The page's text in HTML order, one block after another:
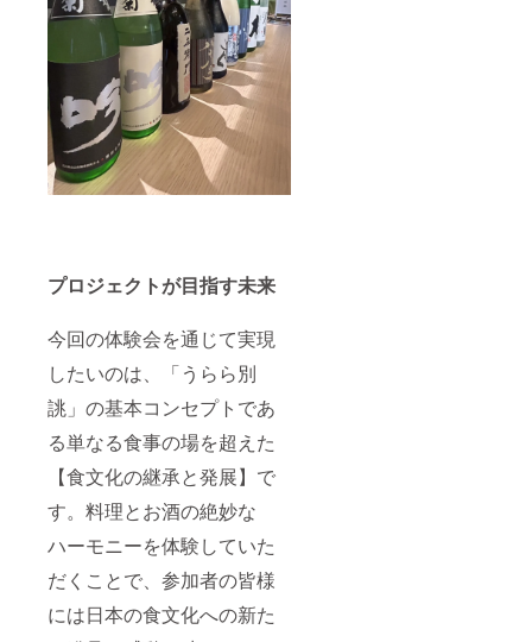
プロジェクトが目指す未来
今回の体験会を通じて実現
したいのは、「うらら別
誂」の基本コンセプトであ
る単なる食事の場を超えた
【食文化の継承と発展】で
す。料理とお酒の絶妙な
ハーモニーを体験していた
だくことで、参加者の皆様
には日本の食文化への新た